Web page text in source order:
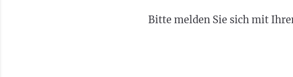
Bitte melden Sie sich mit